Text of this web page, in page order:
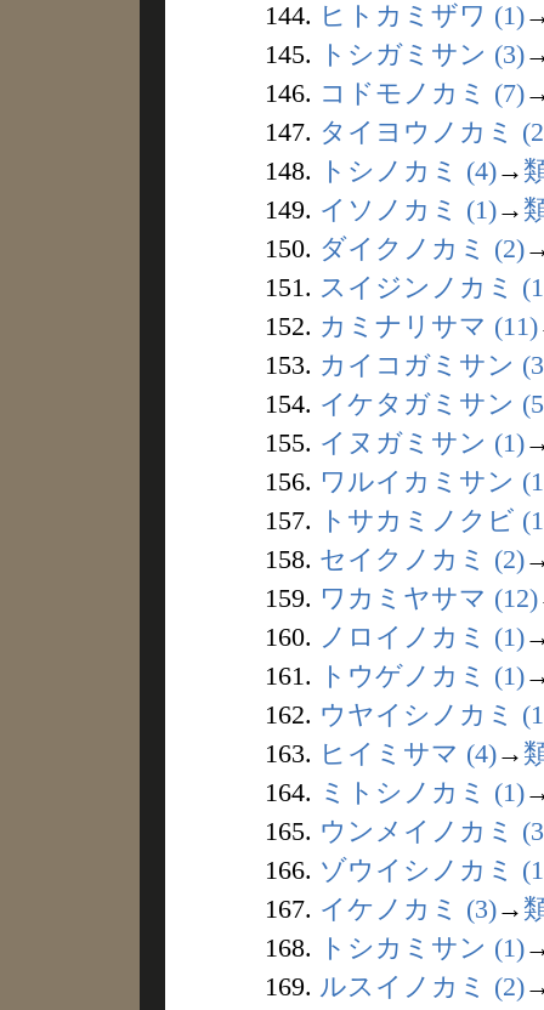
144. ヒトカミザワ (1)
145.
トシガミサン (3)
146. コドモノカミ (7)
147. タイヨウノカミ
148.
トシノカミ (4)→
149. イソノカミ (1)→
150. ダイクノカミ (2)
151. スイジンノカミ
152. カミナリサマ (11)
153. カイコガミサン
154. イケタガミサン
155. イヌガミサン (1)
156. ワルイカミサン
157.
トサカミノクビ
158. セイクノカミ (2)
159. ワカミヤサマ (12)
160. ノロイノカミ (1)
161.
トウゲノカミ (1)
162. ウヤイシノカミ
163. ヒイミサマ (4)→
164. ミトシノカミ (1)
165. ウンメイノカミ
166. ゾウイシノカミ
167. イケノカミ (3)→
168.
トシカミサン (1)
169. ルスイノカミ (2)